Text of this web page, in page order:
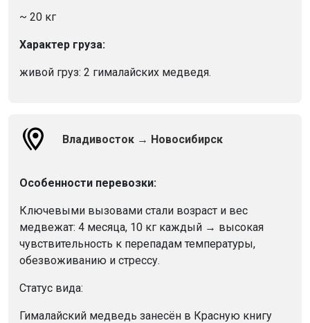
~ 20 кг
Характер груза:
живой груз: 2 гималайских медведя.
Владивосток → Новосибирск
Особенности перевозки:
Ключевыми вызовами стали возраст и вес
медвежат: 4 месяца, 10 кг каждый → высокая
чувствительность к перепадам температуры,
обезвоживанию и стрессу.
Статус вида:
Гималайский медведь занесён в Красную книгу